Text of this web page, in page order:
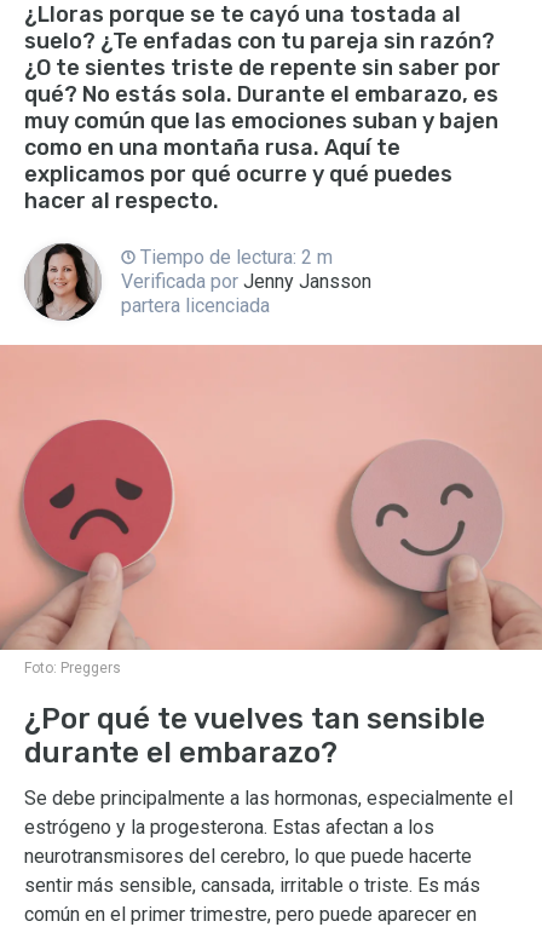
¿Lloras porque se te cayó una tostada al
suelo? ¿Te enfadas con tu pareja sin razón?
¿O te sientes triste de repente sin saber por
qué? No estás sola. Durante el embarazo, es
muy común que las emociones suban y bajen
como en una montaña rusa. Aquí te
explicamos por qué ocurre y qué puedes
hacer al respecto.
Tiempo de lectura: 2 m
Verificada por Jenny Jansson
partera licenciada
Foto: Preggers
¿Por qué te vuelves tan sensible
durante el embarazo?
Se debe principalmente a las hormonas, especialmente el
estrógeno y la progesterona. Estas afectan a los
neurotransmisores del cerebro, lo que puede hacerte
sentir más sensible, cansada, irritable o triste. Es más
común en el primer trimestre, pero puede aparecer en